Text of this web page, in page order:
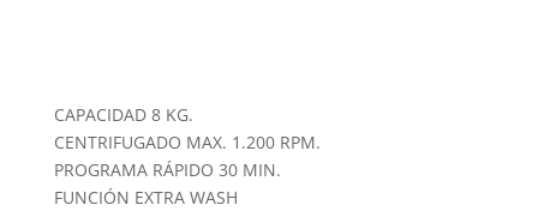
CAPACIDAD 8 KG.
CENTRIFUGADO MAX. 1.200 RPM.
PROGRAMA RÁPIDO 30 MIN.
FUNCIÓN EXTRA WASH